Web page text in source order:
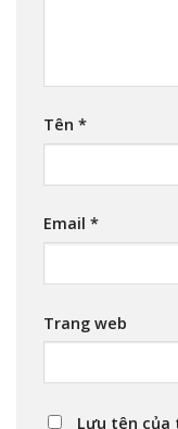
Tên *
Email *
Trang web
Lưu tên của